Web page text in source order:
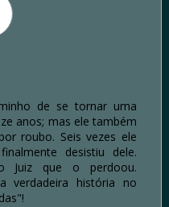
de se tornar uma
anos; mas ele também
roubo. Seis vezes ele
desistiu dele.
Juiz que o perdoou.
verdadeira história no